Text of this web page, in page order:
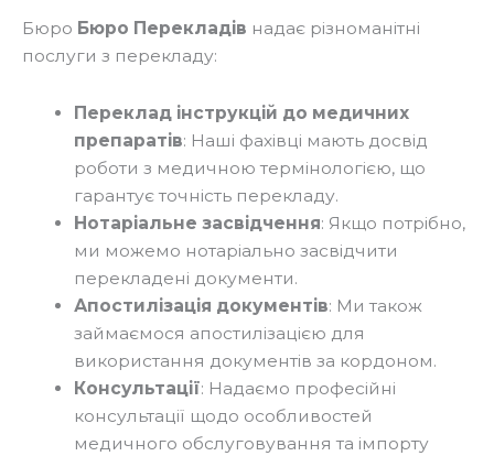
Бюро Бюро Перекладів надає різноманітні
послуги з перекладу:
Переклад інструкцій до медичних
препаратів: Наші фахівці мають досвід
роботи з медичною термінологією, що
гарантує точність перекладу.
Нотаріальне засвідчення: Якщо потрібно,
ми можемо нотаріально засвідчити
перекладені документи.
Апостилізація документів: Ми також
займаємося апостилізацією для
використання документів за кордоном.
Консультації: Надаємо професійні
консультації щодо особливостей
медичного обслуговування та імпорту